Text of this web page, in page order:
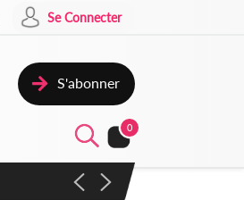
Se Connecter
S'abonner
0